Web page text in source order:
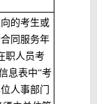
的考生或
同服务年
职人员考
息表中“考
人事部门